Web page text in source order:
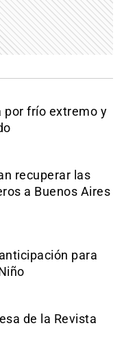
por frío extremo y
recuperar las
a Buenos Aires
para
de la Revista